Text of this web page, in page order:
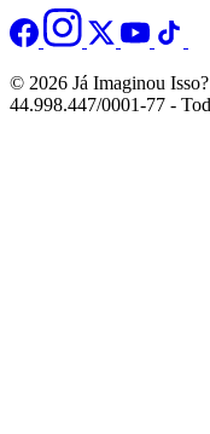
© 2026 Já Imaginou
44.998.447/0001-77 -